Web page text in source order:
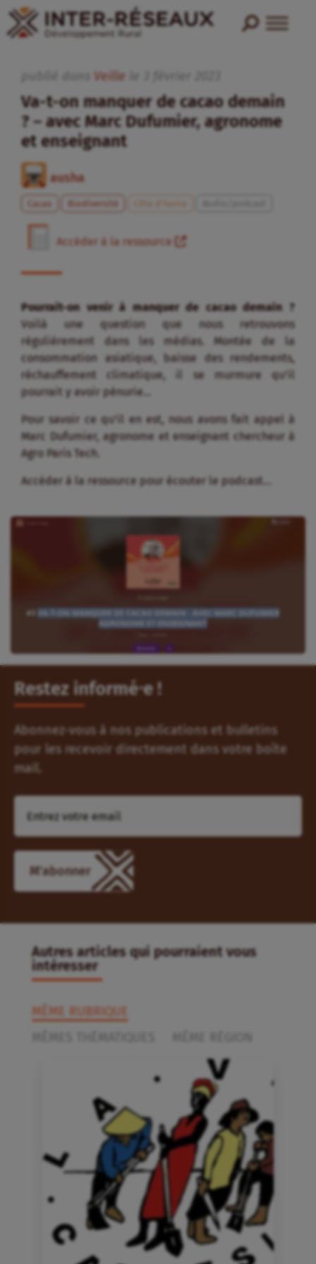
Veille
Va-t-on manquer de cacao demain
? – avec Marc Dufumier, agronome
et enseignant
ausha
Cacao Biodiversité Côte d’Ivoire
Accéder à la ressource
Pourrait-on venir à manquer de cacao demain ?
Voilà une question que nous retrouvons
régulièrement dans les médias. Montée de la
consommation asiatique, baisse des rendements,
réchauffement climatique, il se murmure qu’il
pourrait y avoir pénurie…
Pour savoir ce qu’il en est, nous avons fait appel à
Marc Dufumier, agronome et enseignant chercheur à
Agro Paris Tech.
Accéder à la ressource pour écouter le podcast…
Restez informé⸱e !
Abonnez-vous à nos publications et bulletins
pour les recevoir directement dans votre boîte
mail.
M'abonner
Autres articles qui pourraient vous
intéresser
MÊME RUBRIQUE